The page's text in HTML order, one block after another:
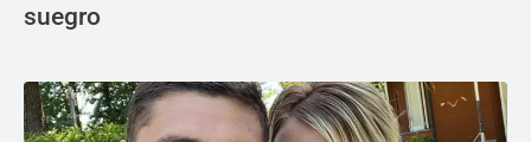
suegro